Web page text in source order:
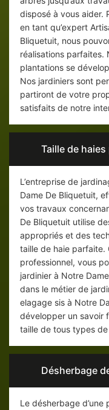
disposé à vous aider.
en tant qu’expert
Bliquetuit, nous
réalisations parfaites.
plantations se
Nos jardiniers sont
partiront de votre
satisfaits de notre
Taille de
L’entreprise de
Dame De Bliquetuit,
vos travaux
De Bliquetuit utilise
appropriés et des
taille de haie parfaite.
professionnel, vous
jardinier à Notre
dans le métier de
elagage sis à Notre
développer un savoir
taille de tous types de
Désherbage
Le désherbage